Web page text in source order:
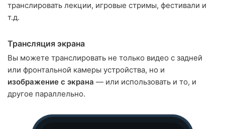
транслировать лекции, игровые стримы, фестивали и
т.д.
Трансляция экрана
Вы можете транслировать не только видео с задней
или фронтальной камеры устройства, но и
изображение с экрана — или использовать и то, и
другое параллельно.